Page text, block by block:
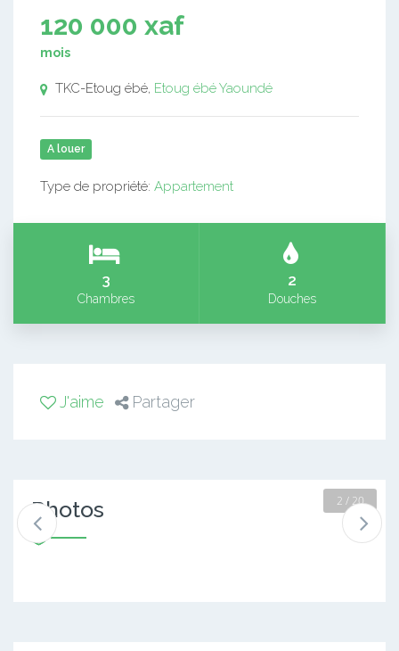
120 000 xaf
mois
TKC-Etoug ébé, Etoug ébéYaoundé
A louer
Type de propriété: Appartement
3
Chambres
2
Douches
J'aime Partager
Photos 2 / 20